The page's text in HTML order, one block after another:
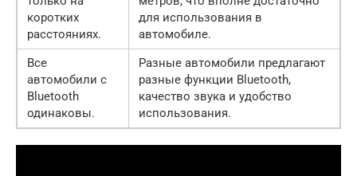
коротких
расстояниях.
для использования в
автомобиле.
Все
автомобили с
Bluetooth
одинаковы.
Разные автомобили предлагают
разные функции Bluetooth,
качество звука и удобство
использования.